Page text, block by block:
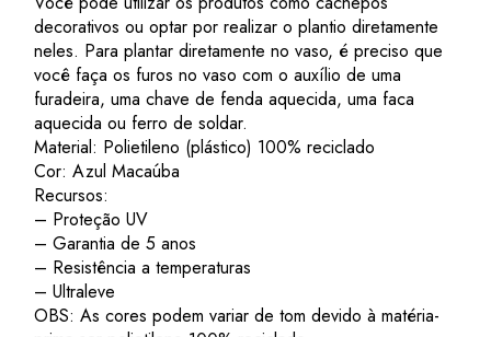
decorativos ou optar por realizar o plantio diretamente
neles. Para plantar diretamente no vaso, é preciso que
você faça os furos no vaso com o auxílio de uma
furadeira, uma chave de fenda aquecida, uma faca
aquecida ou ferro de soldar.
Material: Polietileno (plástico) 100% reciclado
Cor:Azul Macaúba
Recursos:
– Proteção UV
– Garantia de 5 anos
– Resistência a temperaturas
– Ultraleve
OBS: As cores podem variar de tom devido à matéria-